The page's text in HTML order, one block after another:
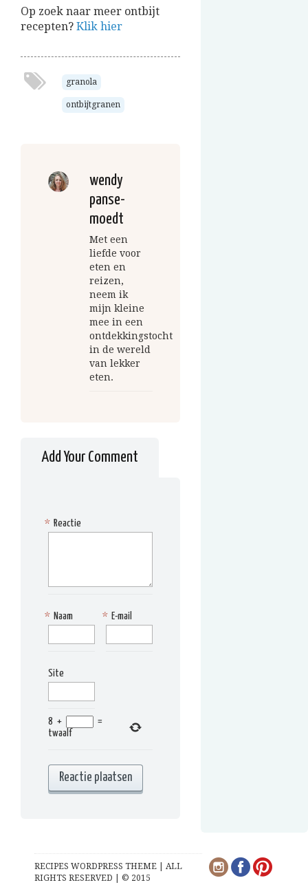
Op zoek naar meer ontbijt
recepten? Klik hier
granola
ontbijtgranen
wendy
panse-
moedt
Met een
liefde voor
eten en
reizen,
neem ik
mijn kleine
mee in een
ontdekkingstocht
in de wereld
van lekker
eten.
Add Your Comment
Reactie
*
Naam
* E-mail
*
Site
8 +
=
twaalf
RECIPES WORDPRESS THEME | ALL
RIGHTS RESERVED | © 2015